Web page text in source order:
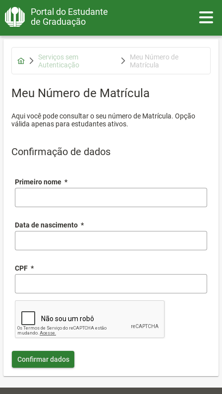
Portal do Estudante
de Graduação
Serviços sem
Autenticação
Meu Número de
Matrícula
Meu Número de Matrícula
Aqui você pode consultar o seu número de Matrícula. Opção
válida apenas para estudantes ativos.
Confirmação de dados
Primeiro nome *
Data de nascimento *
CPF *
Confirmar dados